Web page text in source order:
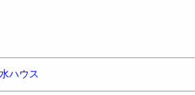
ハウス